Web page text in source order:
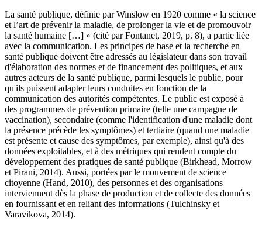
La santé publique, définie par Winslow en 1920 comme « la science
et l’art de prévenir la maladie, de prolonger la vie et de promouvoir
la santé humaine […] » (cité par Fontanet, 2019, p. 8), a partie liée
avec la communication. Les principes de base et la recherche en
santé publique doivent être adressés au législateur dans son travail
d'élaboration des normes et de financement des politiques, et aux
autres acteurs de la santé publique, parmi lesquels le public, pour
qu'ils puissent adapter leurs conduites en fonction de la
communication des autorités compétentes. Le public est exposé à
des programmes de prévention primaire (telle une campagne de
vaccination), secondaire (comme l'identification d'une maladie dont
la présence précède les symptômes) et tertiaire (quand une maladie
est présente et cause des symptômes, par exemple), ainsi qu'à des
données exploitables, et à des métriques qui rendent compte du
développement des pratiques de santé publique (Birkhead, Morrow
et Pirani, 2014). Aussi, portées par le mouvement de science
citoyenne (Hand, 2010), des personnes et des organisations
interviennent dès la phase de production et de collecte des données
en fournissant et en reliant des informations (Tulchinsky et
Varavikova, 2014).